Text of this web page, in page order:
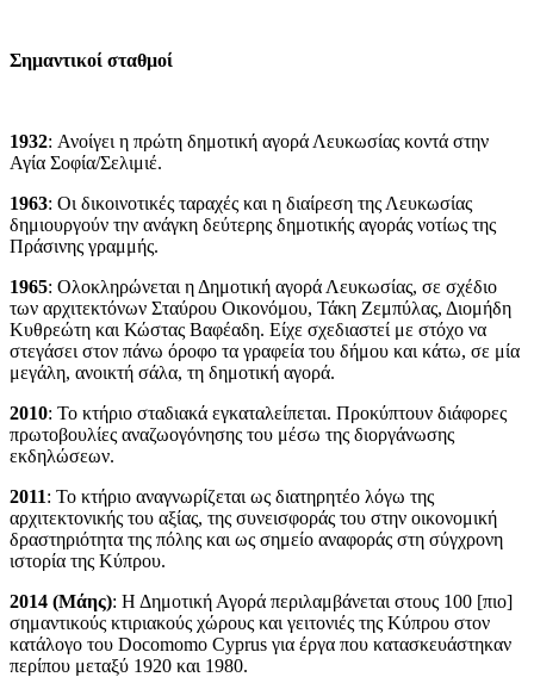
Σημαντικοί σταθμοί
1932: Ανοίγει η πρώτη δημοτική αγορά Λευκωσίας κοντά στην
Αγία Σοφία/Σελιμιέ.
1963: Οι δικοινοτικές ταραχές και η διαίρεση της Λευκωσίας
δημιουργούν την ανάγκη δεύτερης δημοτικής αγοράς νοτίως της
Πράσινης γραμμής.
1965: Ολοκληρώνεται η Δημοτική αγορά Λευκωσίας, σε σχέδιο
των αρχιτεκτόνων Σταύρου Οικονόμου, Τάκη Ζεμπύλας, Διομήδη
Κυθρεώτη και Κώστας Βαφέαδη. Είχε σχεδιαστεί με στόχο να
στεγάσει στον πάνω όροφο τα γραφεία του δήμου και κάτω, σε μία
μεγάλη, ανοικτή σάλα, τη δημοτική αγορά.
2010: Το κτήριο σταδιακά εγκαταλείπεται. Προκύπτουν διάφορες
πρωτοβουλίες αναζωογόνησης του μέσω της διοργάνωσης
εκδηλώσεων.
2011: Το κτήριο αναγνωρίζεται ως διατηρητέο λόγω της
αρχιτεκτονικής του αξίας, της συνεισφοράς του στην οικονομική
δραστηριότητα της πόλης και ως σημείο αναφοράς στη σύγχρονη
ιστορία της Κύπρου.
2014 (Μάης): Η Δημοτική Αγορά περιλαμβάνεται στους 100 [πιο]
σημαντικούς κτιριακούς χώρους και γειτονιές της Κύπρου στον
κατάλογο του Docomomo Cyprus για έργα που κατασκευάστηκαν
περίπου μεταξύ 1920 και 1980.